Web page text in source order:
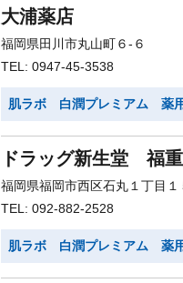
大浦薬店
福岡県田川市丸山町６-６
TEL: 0947-45-3538
肌ラボ 白潤プレミアム 薬
ドラッグ新生堂 福
福岡県福岡市西区石丸１丁目１
TEL: 092-882-2528
肌ラボ 白潤プレミアム 薬